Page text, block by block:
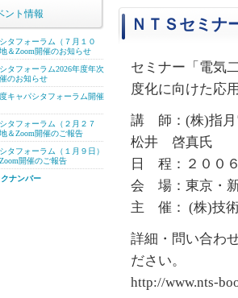
ＮＴＳセミナ
セミナー「電気
度化に向けた応
講 師：(株)指月
松井 啓真氏
日 程：２００
会 場：東京・
主 催： (株)技
詳細・問い合わ
ださい。
http://www.nts-
ント情報
タフォーラム（７月１０
＆Zoom開催のお知らせ
タフォーラム2026年度年次
のお知らせ
キャパシタフォーラム開催
タフォーラム（２月２７
＆Zoom開催のご報告
タフォーラム（１月９日）
開催のご報告
ナンバー